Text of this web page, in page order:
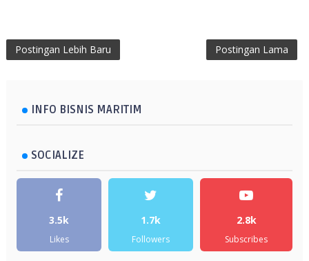
Postingan Lebih Baru Postingan Lama
INFO BISNIS MARITIM
SOCIALIZE
3.5k
Likes
1.7k
Followers
2.8k
Subscribes